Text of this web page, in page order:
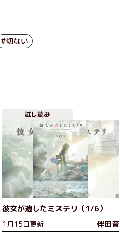
#切ない
試し読み
彼女が遺したミステリ（1/6）
1月15日更新 伴田音